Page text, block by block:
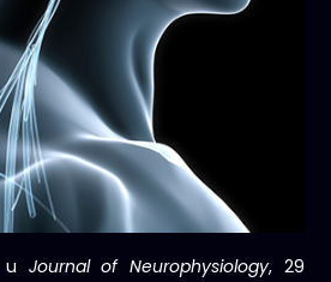
u Journal of Neurophysiology, 29